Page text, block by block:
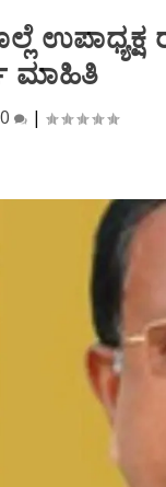
ಉಪಾಧ್ಯಕ್ಷ
ಮಾಹಿತಿ
0 |